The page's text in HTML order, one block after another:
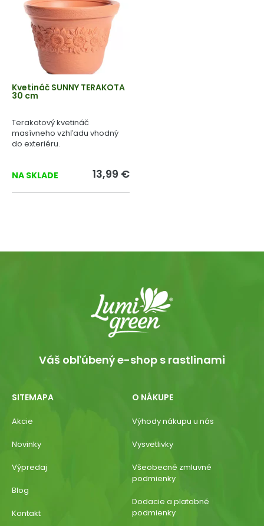
Kvetináč SUNNY TERAKOTA
30 cm
Terakotový kvetináč
masívneho vzhľadu vhodný
do exteriéru.
NA SKLADE 13,99 €
Váš obľúbený e-shop s rastlinami
SITEMAPA
Akcie
Novinky
Výpredaj
Blog
Kontakt
O NÁKUPE
Výhody nákupu u nás
Vysvetlivky
Všeobecné zmluvné
podmienky
Dodacie a platobné
podmienky